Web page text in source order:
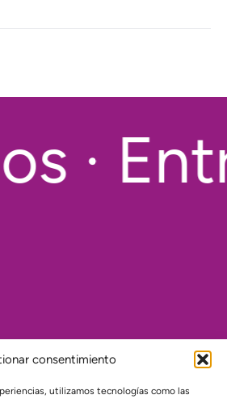
consentimiento
utilizamos tecnologías como las
·